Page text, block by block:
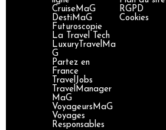
CruiseMaG
DestiMaG
Futuroscopie
La Travel Tech
LuxuryTravelMa
G
Partez en
France
TravelJobs
TravelManager
MaG
VoyageursMaG
Voyages
Responsables
RGPD
Cookies